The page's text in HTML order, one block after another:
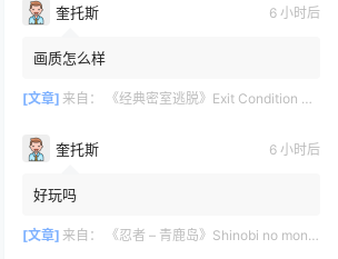
奎托斯 6 小时后
画质怎么样
[文章] 来自： 《经典密室逃脱》Exit Condition One
奎托斯 6 小时后
好玩吗
[文章] 来自： 《忍者 – 青鹿岛》Shinobi no mono – Preface